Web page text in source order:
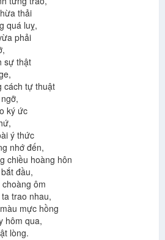
thải
quá luỵ,
phải
sự thật
cách tự thuật
ký ức
ý thức
nhớ đến,
chiều hoàng hôn
đầu,
ôm
trao nhau,
mực hồng
hôm qua,
lòng.